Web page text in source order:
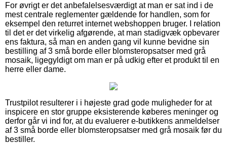
For øvrigt er det anbefalelsesværdigt at man er sat ind i de
mest centrale reglementer gældende for handlen, som for
eksempel den returret internet webshoppen bruger. I relation
til det er det virkelig afgørende, at man stadigvæk opbevarer
ens faktura, så man en anden gang vil kunne bevidne sin
bestilling af 3 små borde eller blomsteropsatser med grå
mosaik, ligegyldigt om man er på udkig efter et produkt til en
herre eller dame.
Trustpilot resulterer i i højeste grad gode muligheder for at
inspicere en stor gruppe eksisterende køberes meninger og
derfor går vi ind for, at du evaluerer e-butikkens anmeldelser
af 3 små borde eller blomsteropsatser med grå mosaik før du
bestiller.